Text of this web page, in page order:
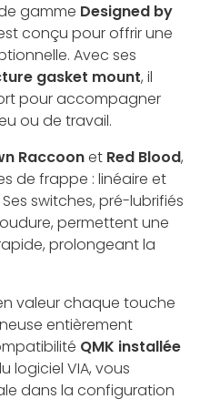
gamme Designed by
conçu pour offrir une
Avec ses
gasket mount, il
pour accompagner
ou de travail.
Raccoonet Red Blood,
de frappe : linéaire et
switches, pré-lubrifiés
permettent une
prolongeant la
valeur chaque touche
entièrement
QMK installée
logiciel VIA, vous
dans la configuration